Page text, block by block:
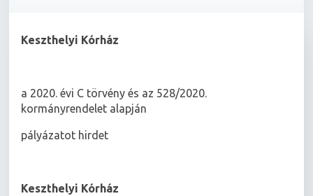
Keszthelyi Kórház
a 2020. évi C törvény és az 528/2020.
kormányrendelet alapján
pályázatot hirdet
Keszthelyi Kórház